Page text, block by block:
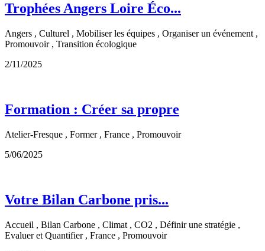
Trophées Angers Loire Éco...
Angers , Culturel , Mobiliser les équipes , Organiser un événement ,
Promouvoir , Transition écologique
2/11/2025
Formation : Créer sa propre
Atelier-Fresque , Former , France , Promouvoir
5/06/2025
Votre Bilan Carbone pris...
Accueil , Bilan Carbone , Climat , CO2 , Définir une stratégie ,
Evaluer et Quantifier , France , Promouvoir